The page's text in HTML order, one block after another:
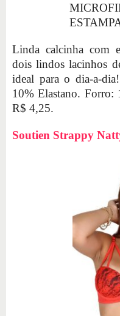
Linda calcinha com
dois lindos lacinhos
ideal para o dia-a-
10% Elastano. Forro:
R$ 4,25.
Soutien Strappy